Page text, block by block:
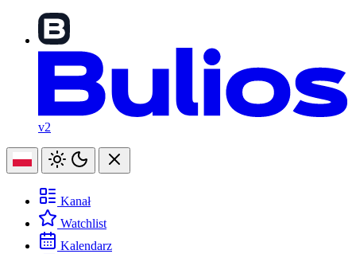
v2
Kanał
Watchlist
Kalendarz